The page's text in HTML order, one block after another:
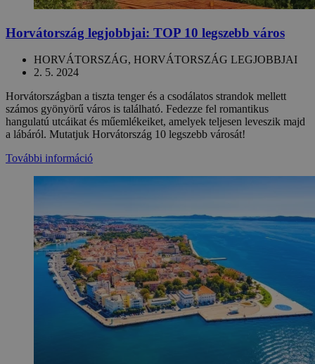
Horvátország legjobbjai: TOP 10 legszebb város
HORVÁTORSZÁG, HORVÁTORSZÁG LEGJOBBJAI
2. 5. 2024
Horvátországban a tiszta tenger és a csodálatos strandok mellett
számos gyönyörű város is található. Fedezze fel romantikus
hangulatú utcáikat és műemlékeiket, amelyek teljesen leveszik majd
a lábáról. Mutatjuk Horvátország 10 legszebb városát!
További információ